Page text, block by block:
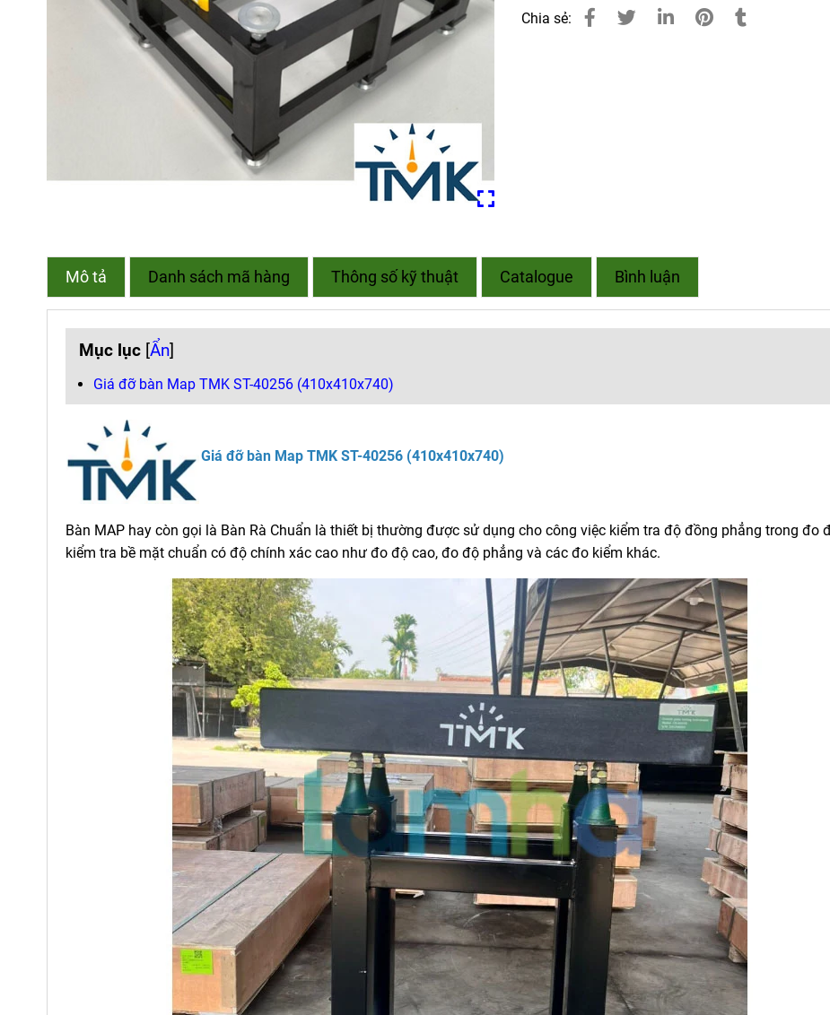
Chia sẻ:
Mô tả Danh sách mã hàng Thông số kỹ thuật Catalogue Bình luận
Mục lục [Ẩn]
Giá đỡ bàn Map TMK ST-40256 (410x410x740)
Giá đỡ bàn Map TMK ST-40256 (410x410x740)
Bàn MAP hay còn gọi là Bàn Rà Chuẩn là thiết bị thường được sử dụng cho công việc kiểm tra độ đồng phẳng trong đo
kiểm tra bề mặt chuẩn có độ chính xác cao như đo độ cao, đo độ phẳng và các đo kiểm khác.